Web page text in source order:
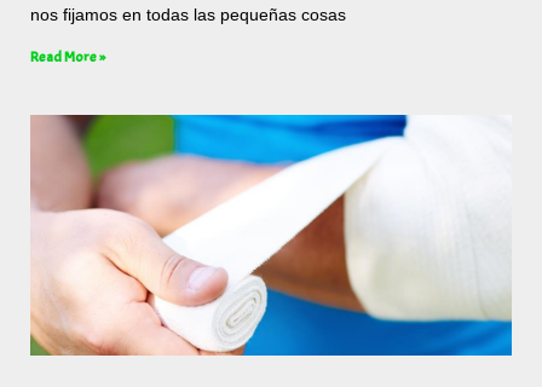
nos fijamos en todas las pequeñas cosas
Read More »